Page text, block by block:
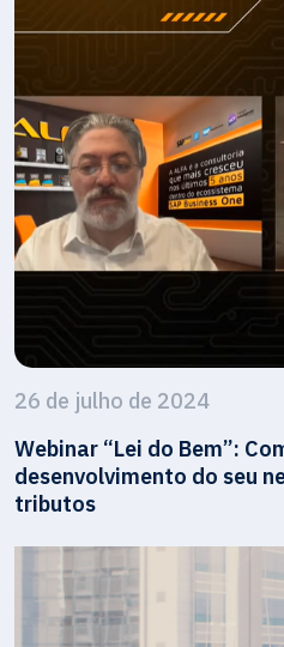
26 de julho de 2024
Webinar “Lei do Bem”:
desenvolvimento do seu
tributos